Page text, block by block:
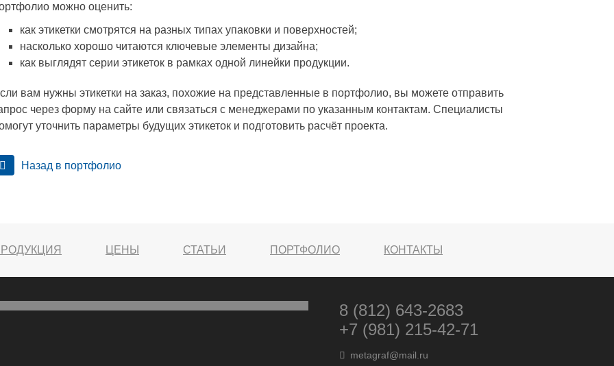
можно оценить:
как этикетки смотрятся на разных типах упаковки и поверхностей;
насколько хорошо читаются ключевые элементы дизайна;
как выглядят серии этикеток в рамках одной линейки продукции.
вам нужны этикетки на заказ, похожие на представленные в портфолио, вы можете отправить
через форму на сайте или связаться с менеджерами по указанным контактам. Специалисты
уточнить параметры будущих этикеток и подготовить расчёт проекта.
Назад в портфолио
ЦЕНЫ СТАТЬИ ПОРТФОЛИО КОНТАКТЫ
8 (812) 643-2683
+7 (981) 215-42-71
metagraf@mail.ru